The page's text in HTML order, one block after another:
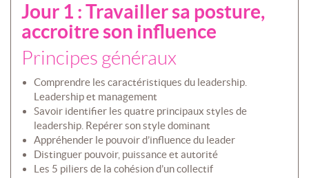
Jour 1 : Travailler sa posture,
accroitre son influence
Principes généraux
Comprendre les caractéristiques du leadership.
Leadership et management
Savoir identifier les quatre principaux styles de
leadership. Repérer son style dominant
Appréhender le pouvoir d’influence du leader
Distinguer pouvoir, puissance et autorité
Les 5 piliers de la cohésion d’un collectif